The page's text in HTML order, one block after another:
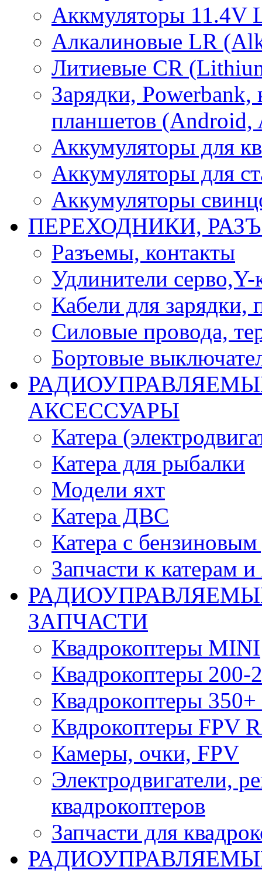
Аккмуляторы 11.4V
Алкалиновые LR
Литиевые CR
Зарядки, Powerbank,
планшетов (Android,
Аккумуляторы для
Аккумуляторы для
Аккумуляторы
ПЕРЕХОДНИКИ,
Разъемы, контакты
Удлинители серво,Y-
Кабели для зарядки,
Силовые провода,
Бортовые
АКСЕССУАРЫ
Катера
Катера для рыбалки
Модели яхт
Катера ДВС
Катера с бензиновым
Запчасти к катерам
ЗАПЧАСТИ
Квадрокоптеры MINI
Квадрокоптеры 200-
Квадрокоптеры 350+
Квдрокоптеры FPV
Камеры, очки, FPV
Электродвигатели,
квадрокоптеров
Запчасти для